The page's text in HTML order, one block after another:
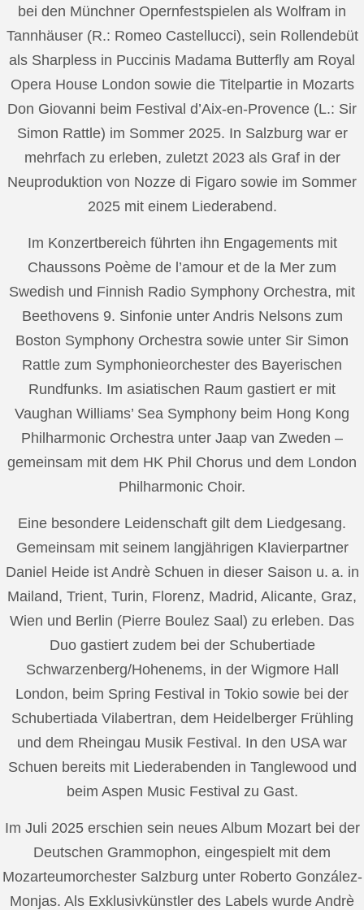
bei den Münchner Opernfestspielen als Wolfram in
Tannhäuser (R.: Romeo Castellucci), sein Rollendebüt
als Sharpless in Puccinis Madama Butterfly am Royal
Opera House London sowie die Titelpartie in Mozarts
Don Giovanni beim Festival d’Aix-en-Provence (L.: Sir
Simon Rattle) im Sommer 2025. In Salzburg war er
mehrfach zu erleben, zuletzt 2023 als Graf in der
Neuproduktion von Nozze di Figaro sowie im Sommer
2025 mit einem Liederabend.
Im Konzertbereich führten ihn Engagements mit
Chaussons Poème de l’amour et de la Mer zum
Swedish und Finnish Radio Symphony Orchestra, mit
Beethovens 9. Sinfonie unter Andris Nelsons zum
Boston Symphony Orchestra sowie unter Sir Simon
Rattle zum Symphonieorchester des Bayerischen
Rundfunks. Im asiatischen Raum gastiert er mit
Vaughan Williams’ Sea Symphony beim Hong Kong
Philharmonic Orchestra unter Jaap van Zweden –
gemeinsam mit dem HK Phil Chorus und dem London
Philharmonic Choir.
Eine besondere Leidenschaft gilt dem Liedgesang.
Gemeinsam mit seinem langjährigen Klavierpartner
Daniel Heide ist Andrè Schuen in dieser Saison u. a. in
Mailand, Trient, Turin, Florenz, Madrid, Alicante, Graz,
Wien und Berlin (Pierre Boulez Saal) zu erleben. Das
Duo gastiert zudem bei der Schubertiade
Schwarzenberg/Hohenems, in der Wigmore Hall
London, beim Spring Festival in Tokio sowie bei der
Schubertiada Vilabertran, dem Heidelberger Frühling
und dem Rheingau Musik Festival. In den USA war
Schuen bereits mit Liederabenden in Tanglewood und
beim Aspen Music Festival zu Gast.
Im Juli 2025 erschien sein neues Album Mozart bei der
Deutschen Grammophon, eingespielt mit dem
Mozarteumorchester Salzburg unter Roberto González-
Monjas. Als Exklusivkünstler des Labels wurde Andrè